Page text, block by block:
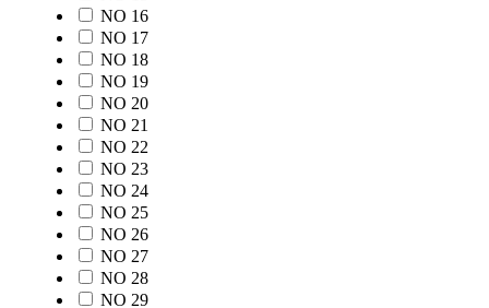
NO 16
NO 17
NO 18
NO 19
NO 20
NO 21
NO 22
NO 23
NO 24
NO 25
NO 26
NO 27
NO 28
NO 29